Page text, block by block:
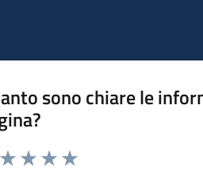
sono chiare le
da 1 a 5 stelle la pagina